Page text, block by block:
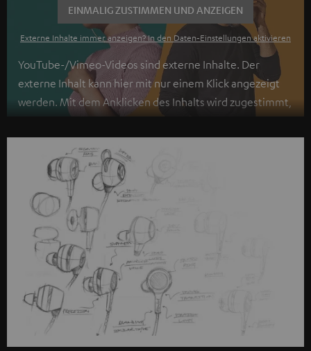
EINMALIG ZUSTIMMEN UND ANZEIGEN
Externe Inhalte immer anzeigen? In den Daten‑Einstellungen aktivieren
YouTube-/Vimeo-Videos sind externe Inhalte. Der
externe Inhalt kann hier mit nur einem Klick angezeigt
werden. Mit dem Anklicken des Inhalts wird zugestimmt,
personenbezogene Daten an Drittplattformen
übermittelt werden.Weitere Informationen sind in der
Datenschutzerklärung unter I zu finden